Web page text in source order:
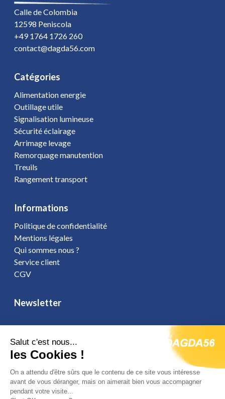
Calle de Colombia
12598 Peniscola
+49 1764 1726 260
contact@dagda56.com
Catégories
Alimentation energie
Outillage utile
Signalisation lumineuse
Sécurité éclairage
Arrimage levage
Remorquage manutention
Treuils
Rangement transport
Informations
Politique de confidentialité
Mentions légales
Qui sommes nous ?
Service client
CGV
Newsletter
Vous affirmez avoir pris connaissance de notre
politique de
. Vous disposez d'un droit d'accès, de rectification et
d'opposition.
Salut c'est nous...
les Cookies !
On a attendu d'être sûrs que le contenu de ce site vous intéresse
avant de vous déranger, mais on aimerait bien vous accompagner
pendant votre visite...